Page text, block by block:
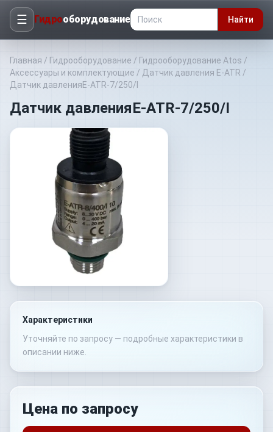
☰ Гидрооборудование Найти
Главная / Гидрооборудование / Гидрооборудование Atos /
Аксессуары и комплектующие / Датчик давления E-ATR /
Датчик давленияE-ATR-7/250/I
Датчик давленияE-ATR-7/250/I
Характеристики
Уточняйте по запросу — подробные характеристики в
описании ниже.
Цена по запросу